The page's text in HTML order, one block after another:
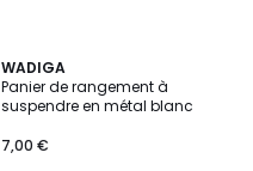
WADIGA
Panier de rangement à
suspendre en métal blanc
7,00 €